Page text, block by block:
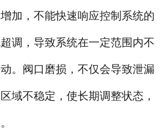
加，不能快速响应控制系统的
调，导致系统在一定范围内不
。阀口磨损，不仅会导致泄漏
域不稳定，使长期调整状态，